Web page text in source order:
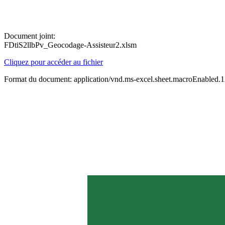
Document joint:
FDtiS2llbPv_Geocodage-Assisteur2.xlsm
Cliquez pour accéder au fichier
Format du document: application/vnd.ms-